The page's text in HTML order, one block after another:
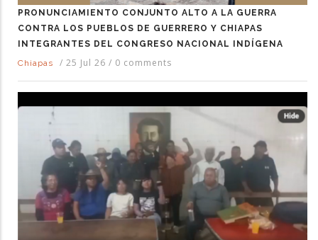
PRONUNCIAMIENTO CONJUNTO ALTO A LA GUERRA
CONTRA LOS PUEBLOS DE GUERRERO Y CHIAPAS
INTEGRANTES DEL CONGRESO NACIONAL INDÍGENA
Chiapas
/ 25 Jul 26 / 0 comments